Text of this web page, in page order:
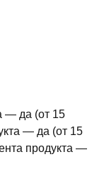
— да (от 15
— да (от 15
продукта —